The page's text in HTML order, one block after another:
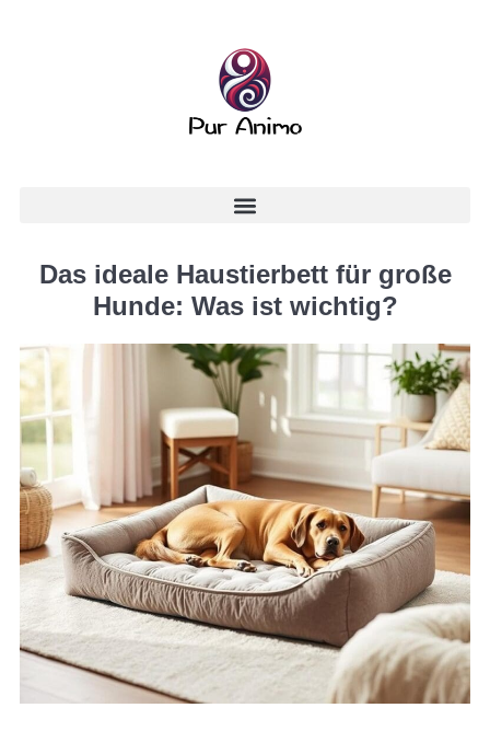
Das ideale Haustierbett für große
Hunde: Was ist wichtig?